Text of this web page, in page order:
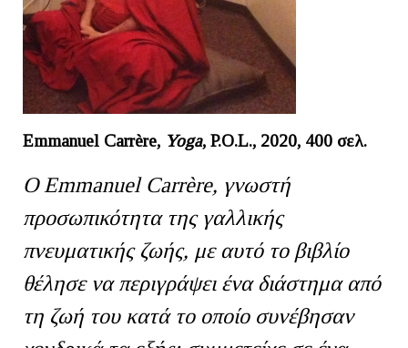
Emmanuel Carrère, Yoga, P.O.L., 2020, 400 σελ.
Ο Emmanuel Carrère, γνωστή
προσωπικότητα της γαλλικής
πνευματικής ζωής, με αυτό το βιβλίο
θέλησε να περιγράψει ένα διάστημα από
τη ζωή του κατά το οποίο συνέβησαν